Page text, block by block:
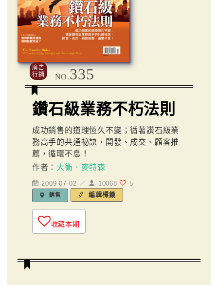
廣告
行銷
NO.335
鑽石級業務不朽法則
成功銷售的道理恆久不變；循著讚石級業
務高手的共通祕訣，開發、成交、顧客推
薦，循環不息！
作者： 大衛．麥特森
2009-07-02 ／ 10068 5
銷售 編輯標籤
收藏本期